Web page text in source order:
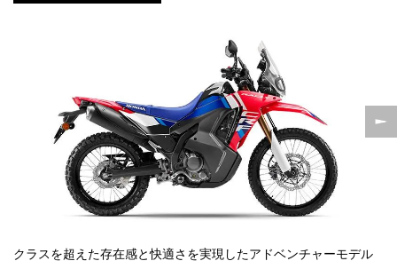
クラスを超えた存在感と快適さを実現したアドベンチャーモデル